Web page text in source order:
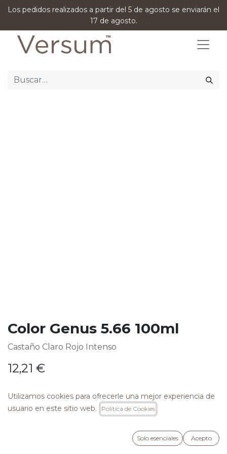
Los pedidos realizados a partir del 5 de agosto se enviarán el
17 de agosto.
Color Genus 5.66 100ml
Castaño Claro Rojo Intenso
12,21 €
AÑADIR A LA CESTA
Utilizamos cookies para ofrecerle una mejor experiencia de
usuario en este sitio web.
Política de Cookies
Solo esenciales Acepto